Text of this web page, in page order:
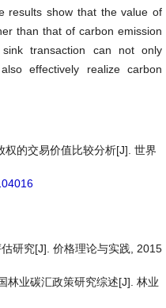
results show that the value of
than that of carbon emission
sink transaction can not only
effectively realize carbon
权的交易价值比较分析[J]. 世界
研究[J]. 价格理论与实践, 2015
林业碳汇政策研究综述[J]. 林业